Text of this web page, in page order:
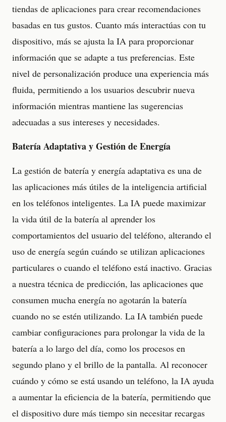
tiendas de aplicaciones para crear recomendaciones
basadas en tus gustos. Cuanto más interactúas con tu
dispositivo, más se ajusta la IA para proporcionar
información que se adapte a tus preferencias. Este
nivel de personalización produce una experiencia más
fluida, permitiendo a los usuarios descubrir nueva
información mientras mantiene las sugerencias
adecuadas a sus intereses y necesidades.
Batería Adaptativa y Gestión de Energía
La gestión de batería y energía adaptativa es una de
las aplicaciones más útiles de la inteligencia artificial
en los teléfonos inteligentes. La IA puede maximizar
la vida útil de la batería al aprender los
comportamientos del usuario del teléfono, alterando el
uso de energía según cuándo se utilizan aplicaciones
particulares o cuando el teléfono está inactivo. Gracias
a nuestra técnica de predicción, las aplicaciones que
consumen mucha energía no agotarán la batería
cuando no se estén utilizando. La IA también puede
cambiar configuraciones para prolongar la vida de la
batería a lo largo del día, como los procesos en
segundo plano y el brillo de la pantalla. Al reconocer
cuándo y cómo se está usando un teléfono, la IA ayuda
a aumentar la eficiencia de la batería, permitiendo que
el dispositivo dure más tiempo sin necesitar recargas